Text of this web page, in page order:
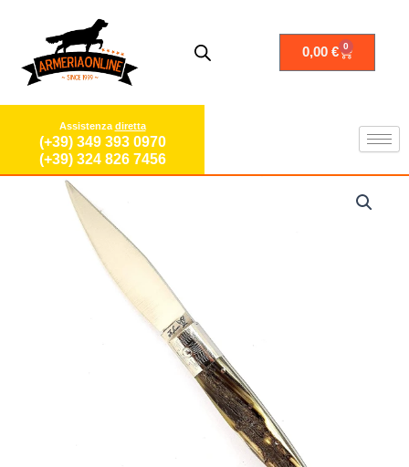
contenuto
0,00€ 0
Carrello
Assistenza diretta
(+39) 349 393 0970
(+39) 324 826 7456